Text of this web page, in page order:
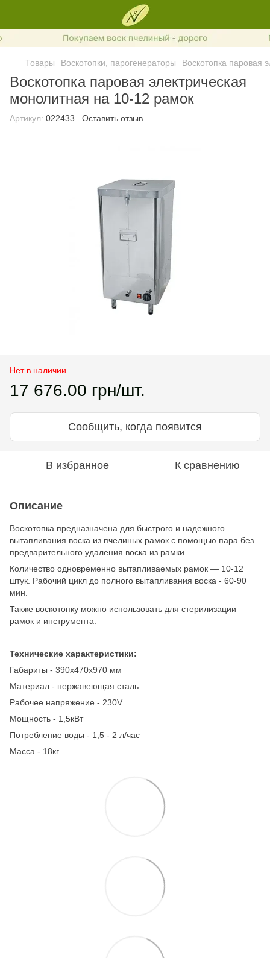
Товары Воскотопки, парогенераторы Воскотопка паровая
Воскотопка паровая электрическая
монолитная на 10-12 рамок
Артикул: 022433 Оставить отзыв
Нет в наличии
17 676.00 грн/шт.
Сообщить, когда появится
В избранное К сравнению
Описание
Воскотопка предназначена для быстрого и надежного
вытапливания воска из пчелиных рамок с помощью пара без
предварительного удаления воска из рамки.
Количество одновременно вытапливаемых рамок — 10-12
штук. Рабочий цикл до полного вытапливания воска - 60-90
мин.
Также воскотопку можно использовать для стерилизации
рамок и инструмента.
Технические характеристики:
Габариты - 390х470х970 мм
Материал - нержавеющая сталь
Рабочее напряжение - 230V
Мощность - 1,5кВт
Потребление воды - 1,5 - 2 л/час
Масса - 18кг